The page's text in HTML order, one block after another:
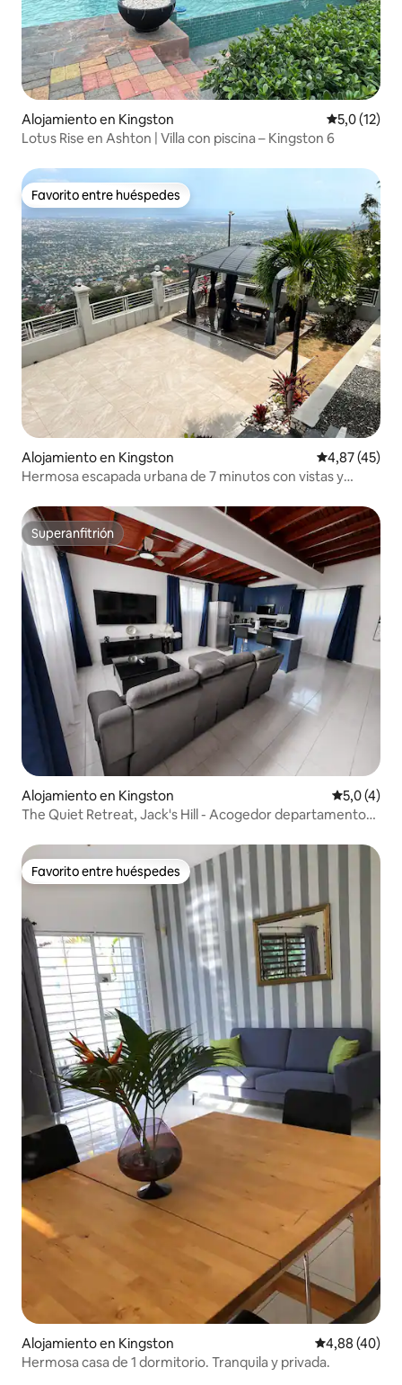
Alojamiento en Kingston Calificación
5,0 (12)
Lotus Rise en Ashton | Villa con piscina – Kingston 6
Favorito entre huéspedes
Favorito entre huéspedes
Alojamiento en Kingston Calificación
4,87 (45)
Hermosa escapada urbana de 7 minutos con vistas y
Superanfitrión
Superanfitrión
Alojamiento en Kingston
5,0 (4)
The Quiet Retreat, Jack's Hill - Acogedor departamento
Favorito entre huéspedes
Favorito entre huéspedes
Alojamiento en Kingston Calificación
4,88 (40)
Hermosa casa de 1 dormitorio. Tranquila y privada.